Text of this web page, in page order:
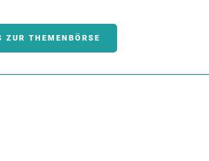
ZUR THEMENBÖRSE